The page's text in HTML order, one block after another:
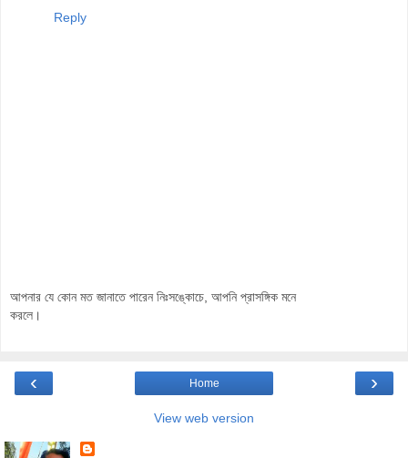
Reply
আপনার যে কোন মত জানাতে পারেন নিঃসঙ্কোচে, আপনি প্রাসঙ্গিক মনে
করলে।
‹ ›
Home
View web version